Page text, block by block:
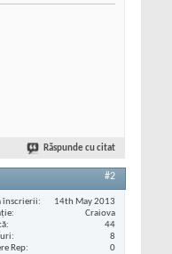
Răspunde cu citat
#2
înscrierii
14th May 2013
Craiova
44
8
Rep
0